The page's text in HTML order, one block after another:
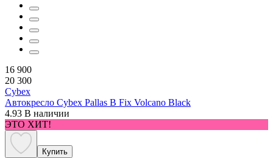
16 900
20 300
Cybex
Автокресло Cybex Pallas B Fix Volcano Black
4.93 В наличии
ЭТО ХИТ!
Купить